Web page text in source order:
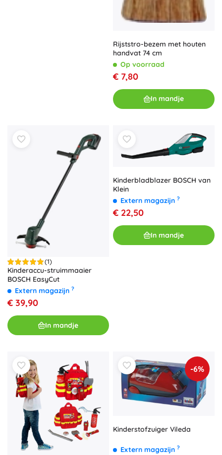
Rijststro-bezem met houten
handvat 74 cm
Op voorraad
€ 7,80
In mandje
(1)
Kinderaccu-struimmaaier
BOSCH EasyCut
Extern magazijn ?
€ 39,90
In mandje
Kinderbladblazer BOSCH van
Klein
Extern magazijn ?
€ 22,50
In mandje
-6%
Kinderstofzuiger Vileda
Extern magazijn ?